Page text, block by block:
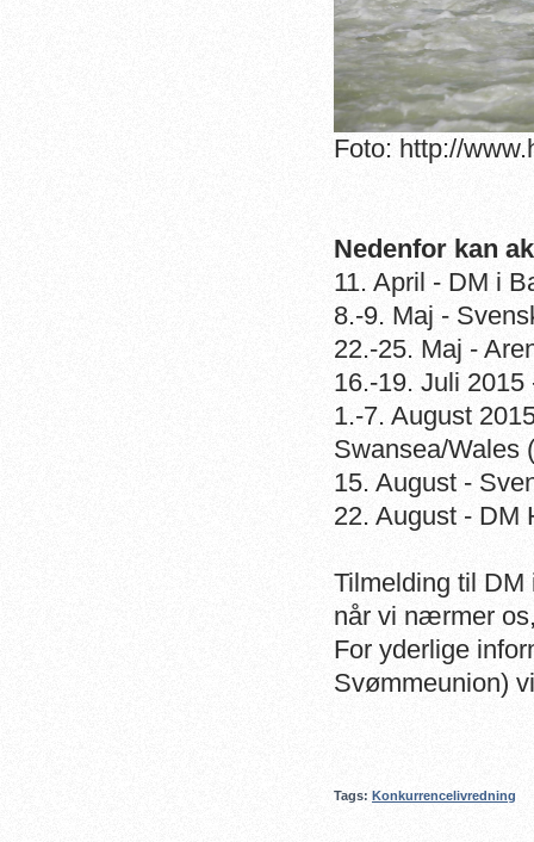
Foto: http://
Nedenfor kan a
11. April - DM i
8.-9. Maj -
22.-25. Maj -
16.-19. Juli
1.-7. August
Swansea/Wales (
15. August -
22. August -
Tilmelding til
når vi nærmer
For yderlige
Svømmeunion)
Tags: Konkurrencelivredning